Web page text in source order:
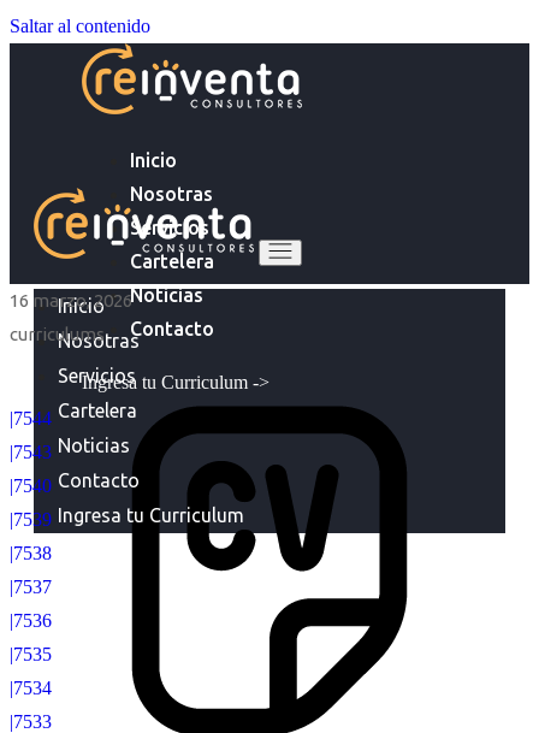
Saltar al contenido
Inicio
Nosotras
Servicios
Cartelera
Noticias
Contacto
Ingresa tu Curriculum ->
Inicio
Nosotras
Servicios
Cartelera
Noticias
Contacto
Ingresa tu Curriculum
16 marzo, 2026
curriculums
|7544
|7543
|7540
|7539
|7538
|7537
|7536
|7535
|7534
|7533